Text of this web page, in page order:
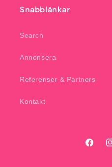
Snabblänkar
Search
Annonsera
Referenser & Partners
Kontakt